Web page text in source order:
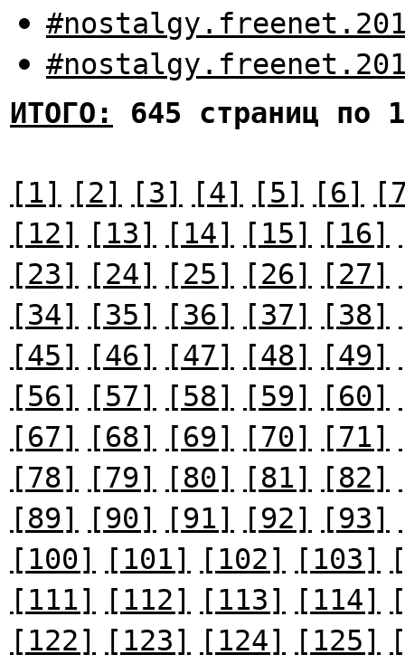
ИТОГО:
645 страниц по
[1] [2] [3] [4] [5] [6]
[12]
[13] [14] [15] [16]
[23]
[24] [25] [26] [27]
[34]
[35] [36] [37] [38]
[45]
[46] [47] [48] [49]
[56]
[57] [58] [59] [60]
[67]
[68] [69] [70] [71]
[78]
[79] [80] [81] [82]
[89]
[90] [91] [92] [93]
[100]
[101] [102] [103]
[111]
[112] [113] [114]
[122]
[123] [124] [125]